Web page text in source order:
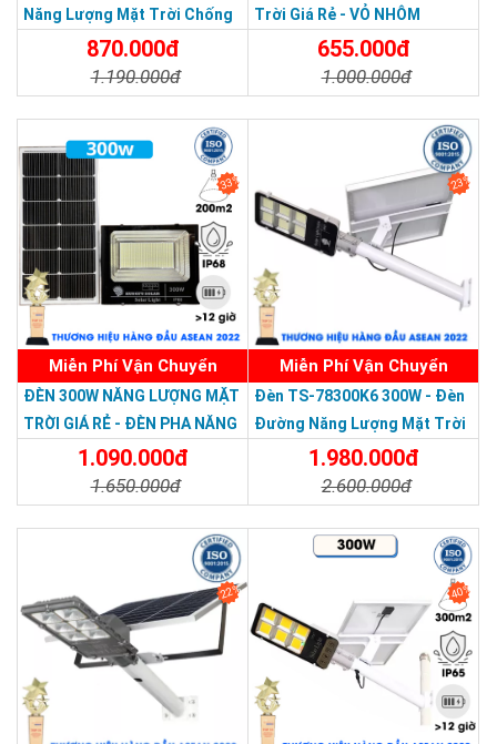
người sử dụng.
Thương hiệu dẫn đầu Việt Nam 2023
Năng Lượng Mặt Trời Chống
Nước Giá Rẻ870.000đ
1.190.000đ
Trời Giá Rẻ - VỎ NHÔM
655.000đ
1.000.000đ
33%
Miễn Phí Vận Chuyển
ĐÈN 300W NĂNG LƯỢNG MẶT
TRỜI GIÁ RẺ - ĐÈN PHA NĂNG
LƯỢNG MẶT TRỜI 300W MẪU
1.090.000đ
1.650.000đ
23%
Miễn Phí Vận Chuyển
Đèn TS-78300K6 300W - Đèn
Đường Năng Lượng Mặt Trời
300W TS-78300K6 - Solar
Light 300W
1.980.000đ
2.600.000đ
22% 40%